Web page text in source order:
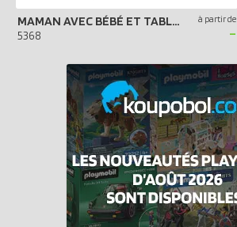
MAMAN AVEC BÉBÉ ET TABLE À LANGER
5368
à partir de
-